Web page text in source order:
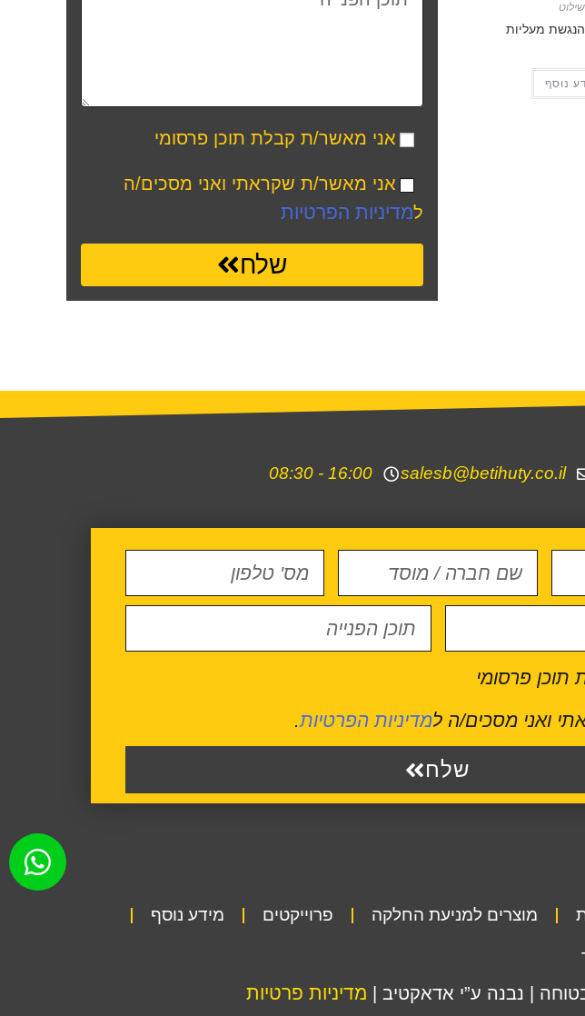
שילוט
מעליות
נוסף
אני מאשר/ת קבלת תוכן פרסומי
אני מאשר/ת שקראתי ואני מסכים/ה
למדיניות הפרטיות
שלח
salesb@betihuty.co.il
16:00 - 08:30
פרסומי
ואני מסכים/ה למדיניות הפרטיות.
שלח
מוצרים למניעת החלקה פרוייקטים מידע נוסף
| נבנה ע”י אדאקטיב | מדיניות פרטיות